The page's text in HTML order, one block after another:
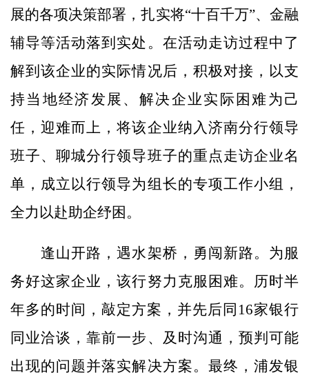
展的各项决策部署，扎实将“十百千万”、金融
辅导等活动落到实处。在活动走访过程中了
解到该企业的实际情况后，积极对接，以支
持当地经济发展、解决企业实际困难为己
任，迎难而上，将该企业纳入济南分行领导
班子、聊城分行领导班子的重点走访企业名
单，成立以行领导为组长的专项工作小组，
全力以赴助企纾困。
逢山开路，遇水架桥，勇闯新路。为服
务好这家企业，该行努力克服困难。历时半
年多的时间，敲定方案，并先后同16家银行
同业洽谈，靠前一步、及时沟通，预判可能
出现的问题并落实解决方案。最终，浦发银